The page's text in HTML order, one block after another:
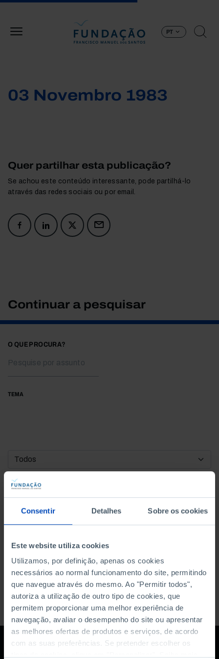
Consentir Detalhes Sobre os cookies
Este website utiliza cookies
Utilizamos, por definição, apenas os cookies
necessários ao normal funcionamento do site, permitindo
que navegue através do mesmo. Ao "Permitir todos",
autoriza a utilização de outro tipo de cookies, que
permitem proporcionar uma melhor experiência de
navegação, avaliar o desempenho do site ou apresentar
as melhores ofertas de produtos e serviços, de acordo
com as suas preferências. Se pretender escolher os
PT
03 Novembro 1983
Quer partilhar esta publicação?
Se achou este conteúdo interessante, pode partilhá-lo
através das redes sociais ou por email.
Continuar a pesquisar
O QUE PROCURA?
TEMA
DATA DE INÍCIO
DATA DE FIM